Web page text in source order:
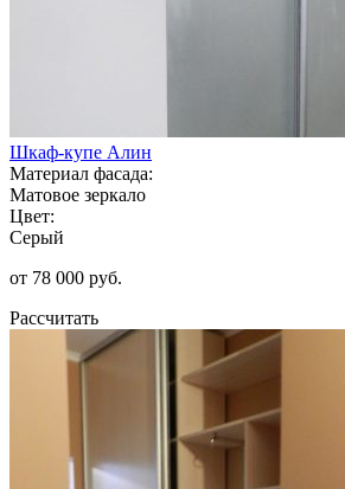
Шкаф-купе Алин
Материал фасада:
Матовое зеркало
Цвет:
Серый
от 78 000 руб.
Рассчитать